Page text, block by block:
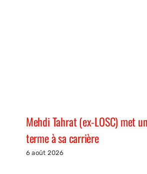
Mehdi Tahrat (ex-LOSC) met un
terme à sa carrière
6 août 2026